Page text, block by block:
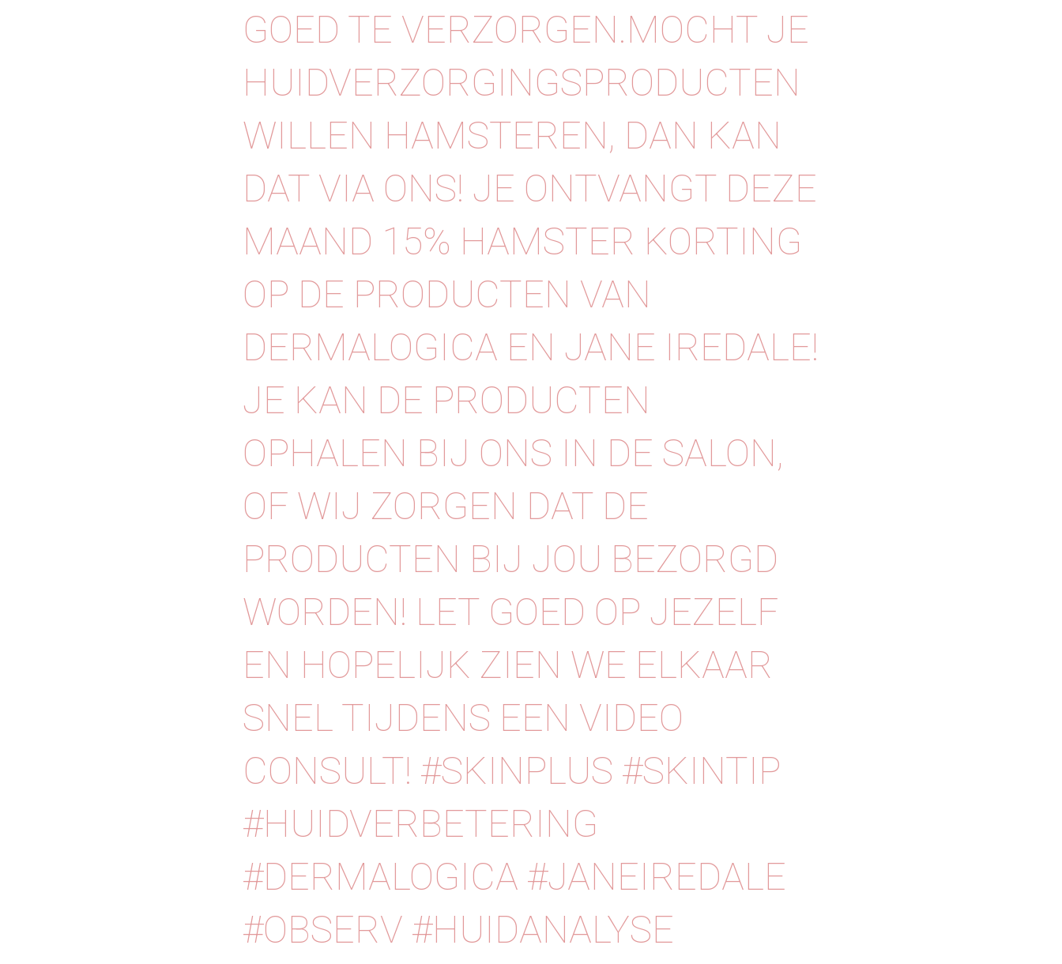
GOED TE VERZORGEN.⁠⁠MOCHT JE
HUIDVERZORGINGSPRODUCTEN
WILLEN HAMSTEREN, DAN KAN
DAT VIA ONS! JE ONTVANGT DEZE
MAAND 15% HAMSTER KORTING
OP DE PRODUCTEN VAN
DERMALOGICA EN JANE IREDALE!
JE KAN DE PRODUCTEN
OPHALEN BIJ ONS IN DE SALON,
OF WIJ ZORGEN DAT DE
PRODUCTEN BIJ JOU BEZORGD
WORDEN! ⁠⁠LET GOED OP JEZELF
EN HOPELIJK ZIEN WE ELKAAR
SNEL TIJDENS EEN VIDEO
CONSULT! ⁠⁠#SKINPLUS #SKINTIP
#HUIDVERBETERING
#DERMALOGICA #JANEIREDALE
#OBSERV #HUIDANALYSE